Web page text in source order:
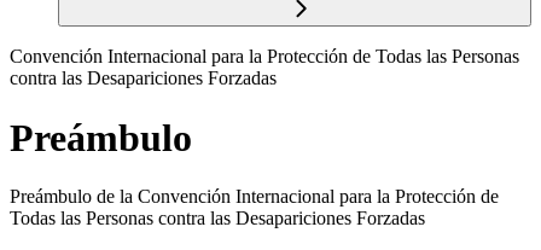
Convención Internacional para la Protección de Todas las Personas
contra las Desapariciones Forzadas
Preámbulo
Preámbulo de la Convención Internacional para la Protección de
Todas las Personas contra las Desapariciones Forzadas